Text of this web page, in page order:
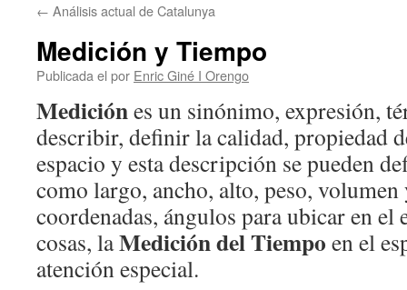
← Análisis actual de Catalunya
Medición y Tiempo
Publicada el por Enric Giné I Orengo
Mediciónes un sinónimo, expresión,
describir, definir la calidad, propiedad
espacio y esta descripción se pueden
como largo, ancho, alto, peso,
coordenadas, ángulos para ubicar en el
cosas, laMedición del Tiempo en el
atención especial.